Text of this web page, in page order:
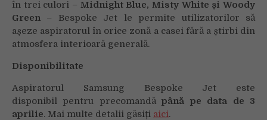
în trei culori – Midnight Blue, Misty White și Woody
Green – Bespoke Jet le permite utilizatorilor să
așeze aspiratorul în orice zonă a casei fără a știrbi din
atmosfera interioară generală.
Disponibilitate
Aspiratorul Samsung Bespoke Jet este
disponibil pentru precomandă până pe data de 3
aprilie. Mai multe detalii găsiți aici.